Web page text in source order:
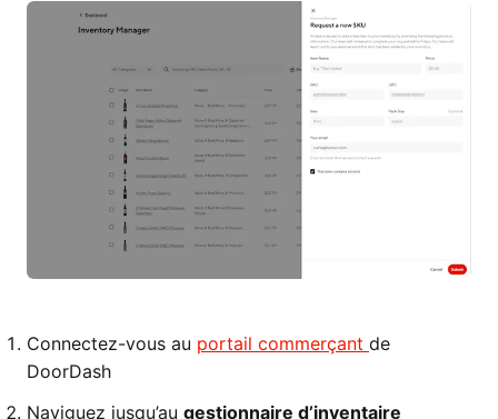
Connectez-vous au portail commerçant de
DoorDash
Naviguez jusqu’au gestionnaire d’inventaire